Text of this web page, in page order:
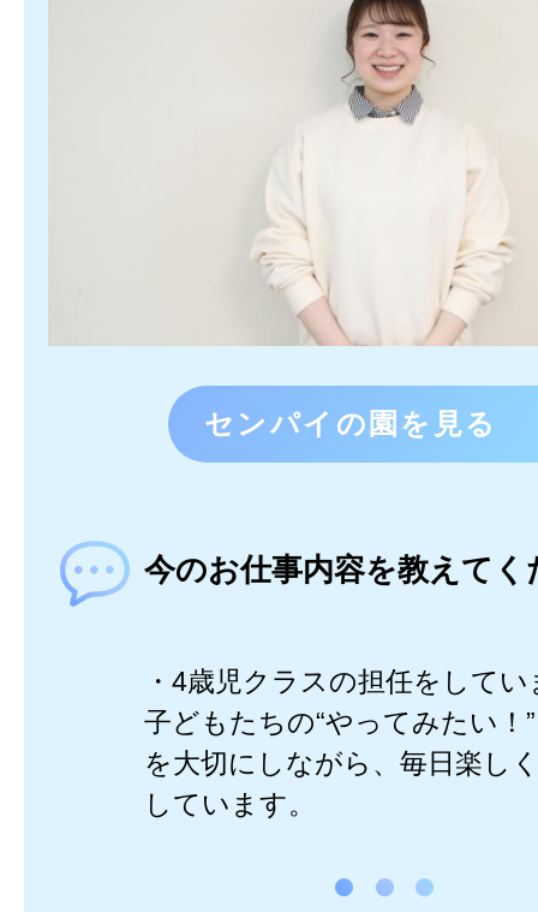
センパイの園を見る
今のお仕事内容を教えてく
・4歳児クラスの担任をしてい
子どもたちの“やってみたい！
を大切にしながら、毎日楽し
しています。